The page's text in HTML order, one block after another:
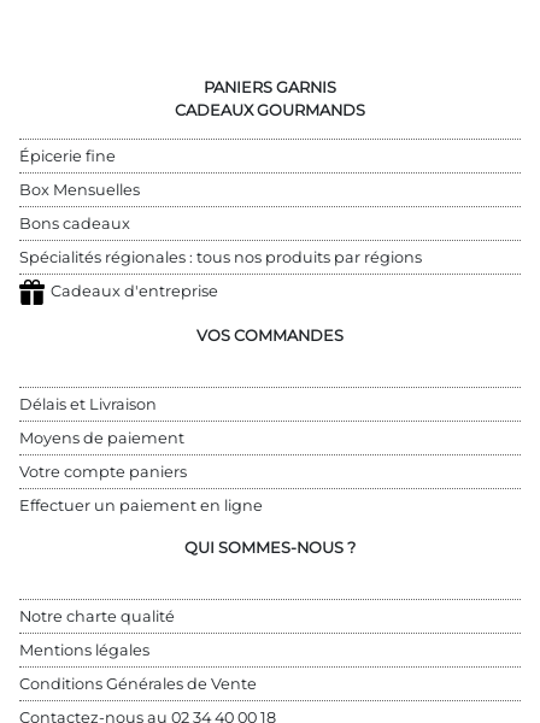
PANIERS GARNIS
CADEAUX GOURMANDS
Épicerie fine
Box Mensuelles
Bons cadeaux
Spécialités régionales : tous nos produits par régions
Cadeaux d'entreprise
VOS COMMANDES
Délais et Livraison
Moyens de paiement
Votre compte paniers
Effectuer un paiement en ligne
QUI SOMMES-NOUS ?
Notre charte qualité
Mentions légales
Conditions Générales de Vente
Contactez-nous au 02 34 40 00 18